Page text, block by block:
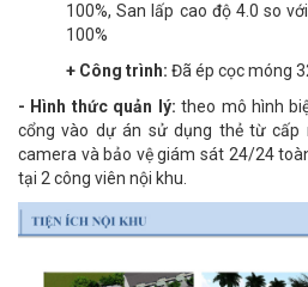
100%, San lấp cao độ 4.0 so
100%
+ Công trình: Đã ép cọc móng
- Hình thức quản lý:theo mô hình
cổng vào dự án sử dụng thẻ từ cấp
camera và bảo vệ giám sát 24/24
tại 2 công viên nội khu.